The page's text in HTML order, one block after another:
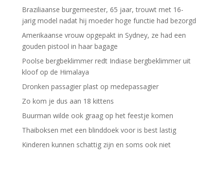
Braziliaanse burgemeester, 65 jaar, trouwt met 16-
jarig model nadat hij moeder hoge functie had bezorgd
Amerikaanse vrouw opgepakt in Sydney, ze had een
gouden pistool in haar bagage
Poolse bergbeklimmer redt Indiase bergbeklimmer uit
kloof op de Himalaya
Dronken passagier plast op medepassagier
Zo kom je dus aan 18 kittens
Buurman wilde ook graag op het feestje komen
Thaiboksen met een blinddoek voor is best lastig
Kinderen kunnen schattig zijn en soms ook niet